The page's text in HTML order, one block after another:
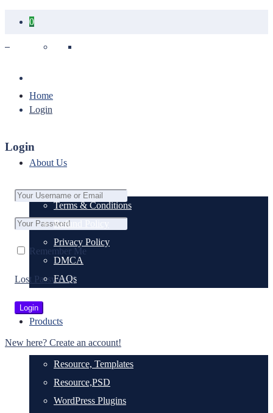
0
Login
Login
Remember Me
Lost Password?
New here? Create an account!
Home
About Us
Terms & Conditions
Refund Policy
Privacy Policy
DMCA
FAQs
Products
Resource, Templates
Resource,PSD
WordPress Plugins